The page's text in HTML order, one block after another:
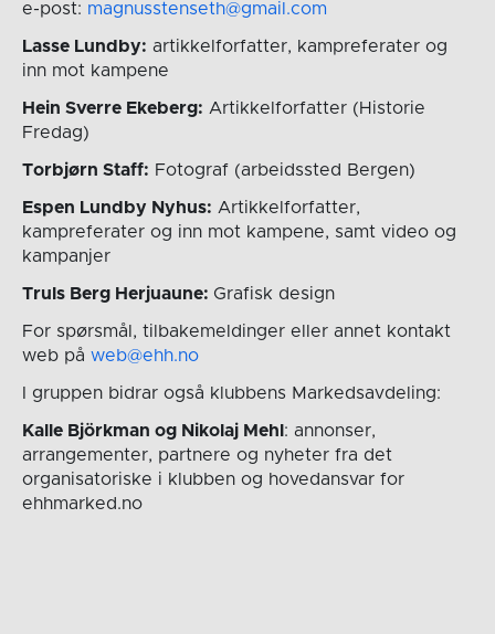
e-post: magnusstenseth@gmail.com
Lasse Lundby: artikkelforfatter, kampreferater og
inn mot kampene
Hein Sverre Ekeberg: Artikkelforfatter (Historie
Fredag)
Torbjørn Staff: Fotograf (arbeidssted Bergen)
Espen Lundby Nyhus: Artikkelforfatter,
kampreferater og inn mot kampene, samt video og
kampanjer
Truls Berg Herjuaune: Grafisk design
For spørsmål, tilbakemeldinger eller annet kontakt
web på web@ehh.no
I gruppen bidrar også klubbens Markedsavdeling:
Kalle Björkman og Nikolaj Mehl : annonser,
arrangementer, partnere og nyheter fra det
organisatoriske i klubben og hovedansvar for
ehhmarked.no